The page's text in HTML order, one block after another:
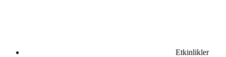
Etkinlikler